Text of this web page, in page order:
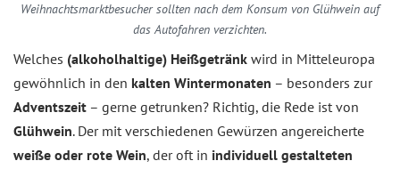
Weihnachtsmarktbesucher sollten nach dem Konsum von Glühwein auf
das Autofahren verzichten.
Welches (alkoholhaltige) Heißgetränk wird in Mitteleuropa
gewöhnlich in den kalten Wintermonaten – besonders zur
Adventszeit – gerne getrunken? Richtig, die Rede ist von
Glühwein. Der mit verschiedenen Gewürzen angereicherte
weiße oder rote Wein, der oft in individuell gestalteten